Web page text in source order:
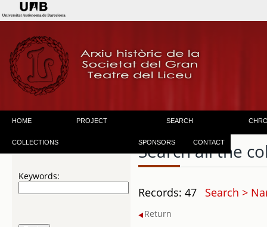
HOME PROJECT SEARCH
COLLECTIONS SPONSORS CONTACT
Keywords:
Search all the
Records: 47 Search >
Return